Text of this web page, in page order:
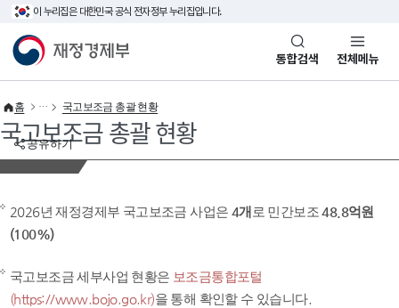
이 누리집은 대한민국 공식 전자정부 누리집입니다.
재정경제부(www.mofe.go.kr)통합검색 전체메뉴
공유하기
홈 국고보조금 총괄 현황
국고보조금 총괄 현황
2026년 재정경제부 국고보조금 사업은 4개 로 민간보조48.8억원
(100%)
국고보조금 세부사업 현황은 보조금통합포털
(https://www.bojo.go.kr)을 통해 확인할 수 있습니다.